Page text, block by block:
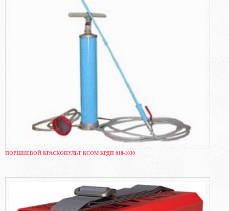
ПОРШНЕВОЙ КРАСКОПУЛЬТ КСОМ КРДП 018-1030